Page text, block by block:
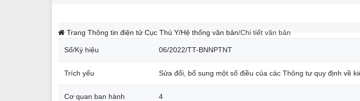
Trang Thông tin điện tử Cục Thú Y/Hệ thống văn bản/Chi tiết văn bản
Số/Ký hiệu 06/2022/TT-BNNPTNT
Trích yếu Sửa đổi, bổ sung một số điều của các Thông tư quy định về
Cơ quan ban hành 4